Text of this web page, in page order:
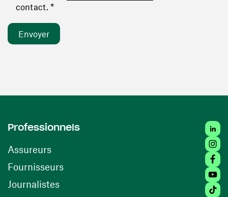
contact. *
Professionnels
Assureurs
Fournisseurs(ouvre une nouvelle fenêtre)
Journalistes